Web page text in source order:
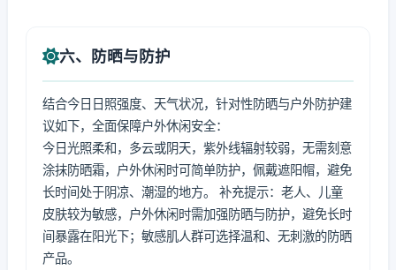
六、防晒与防护
结合今日日照强度、天气状况，针对性防晒与户外防护建
议如下，全面保障户外休闲安全：
今日光照柔和，多云或阴天，紫外线辐射较弱，无需刻意
涂抹防晒霜，户外休闲时可简单防护，佩戴遮阳帽，避免
长时间处于阴凉、潮湿的地方。 补充提示：老人、儿童
皮肤较为敏感，户外休闲时需加强防晒与防护，避免长时
间暴露在阳光下；敏感肌人群可选择温和、无刺激的防晒
产品。